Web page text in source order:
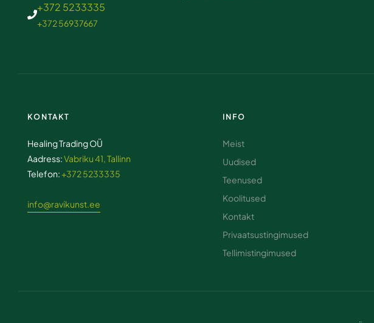
+372 5233335
+372 56937667
KONTAKT
Healing Trading OÜ
Aadress:Vabriku 41, Tallinn
Telefon:+372 5233335
info@ravikunst.ee
INFO
Meist
Uudised
Teenused
Koolitused
Kontakt
Privaatsustingimused
Tellimistingimused